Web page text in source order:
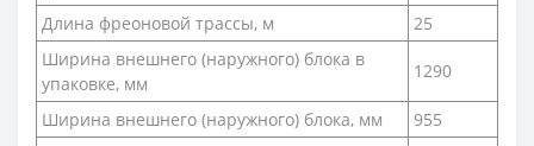
Длина фреоновой трассы, м
25
Ширина внешнего (наружного) блока в
упаковке, мм
1290
Ширина внешнего (наружного) блока, мм
955